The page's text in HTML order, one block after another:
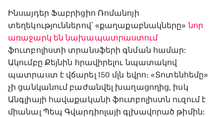
Ինսայդեր Ֆաբրիցիո Ռոմանոյի
տեղեկություններով՝ «քաղաքաբնակները»նոր
առաջարկ են նախապատրաստում
ֆուտբոլիստի տրանսֆերի գնման համար:
Ակումբը Քեյնին հրավիրելու նպատակով
պատրաստ է վճարել 150 մլն եվրո։ «Տոտենհեմը»
չի ցանկանում բաժանվել խաղացողից, իսկ
Անգլիայի հավաքականի ֆուտբոլիստն ուզում է
միանալ Պեպ Գվարդիոլայի գլխավորած թիմին: